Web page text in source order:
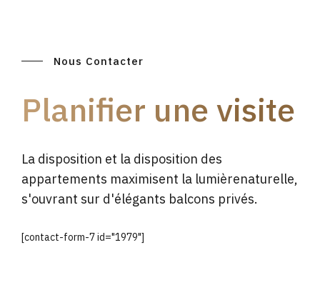
Nous Contacter
Planifier une visite
La disposition et la disposition des
appartements maximisent la lumièrenaturelle,
s'ouvrant sur d'élégants balcons privés.
[contact-form-7 id="1979"]